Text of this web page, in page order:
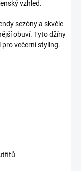
vzhled.
sezóny a skvěle
obuví. Tyto džíny
večerní styling.